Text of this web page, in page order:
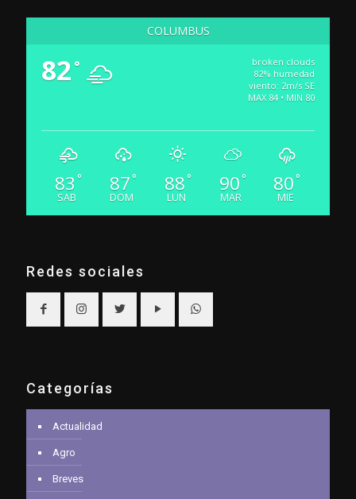
COLUMBUS
82 °
broken clouds
82% humedad
viento: 2m/s SE
MAX 84 • MIN 80
83 °
SAB
87 °
DOM
88 °
LUN
90 °
MAR
80 °
MIE
Redes sociales
Categorías
Actualidad
Agro
Breves